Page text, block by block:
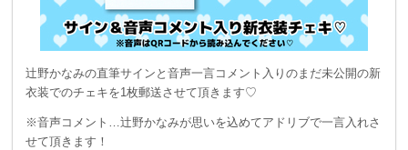
辻野かなみの直筆サインと音声一言コメント入りのまだ未公開の新
衣装でのチェキを1枚郵送させて頂きます♡
※音声コメント…辻野かなみが思いを込めてアドリブで一言入れさ
せて頂きます！